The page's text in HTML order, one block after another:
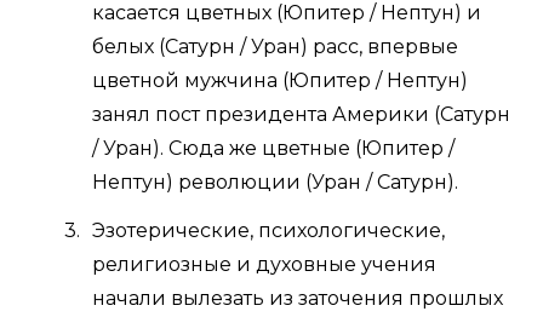
касается цветных (Юпитер / Нептун) и
белых (Сатурн / Уран) расс, впервые
цветной мужчина (Юпитер / Нептун)
занял пост президента Америки (Сатурн
/ Уран). Сюда же цветные (Юпитер /
Нептун) революции (Уран / Сатурн).
Эзотерические, психологические,
религиозные и духовные учения
начали вылезать из заточения прошлых